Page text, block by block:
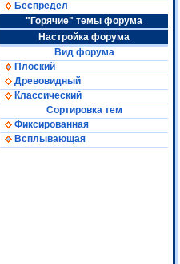
Беспредел
"Горячие" темы форума
Настройка форума
Вид форума
Плоский
Древовидный
Классический
Сортировка тем
Фиксированная
Всплывающая